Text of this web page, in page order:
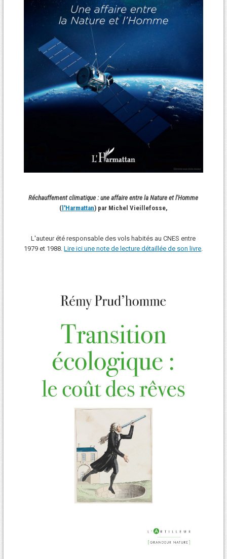
Réchauffement climatique : une affaire entre la Nature et l'Homme
(l'Harmattan) par Michel Vieillefosse,
L'auteur été responsable des vols habités au CNES entre
1979 et 1988.Lire ici une note de lecture détaillée de son livre.